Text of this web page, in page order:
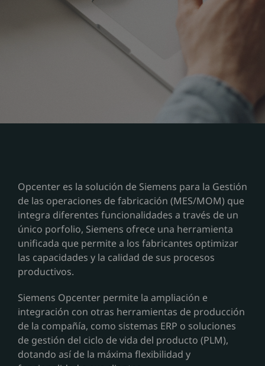
Opcenter es la solución de Siemens para la Gestión
de las operaciones de fabricación (MES/MOM) que
integra diferentes funcionalidades a través de un
único porfolio, Siemens ofrece una herramienta
unificada que permite a los fabricantes optimizar
las capacidades y la calidad de sus procesos
productivos.
Siemens Opcenter permite la ampliación e
integración con otras herramientas de producción
de la compañía, como sistemas ERP o soluciones
de gestión del ciclo de vida del producto (PLM),
dotando así de la máxima flexibilidad y